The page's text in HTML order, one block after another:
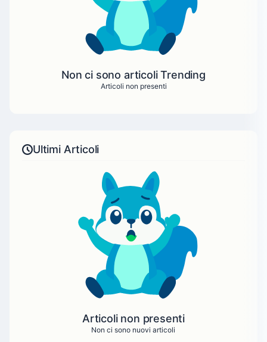
Non ci sono articoli Trending
Articoli non presenti
Ultimi Articoli
Articoli non presenti
Non ci sono nuovi articoli